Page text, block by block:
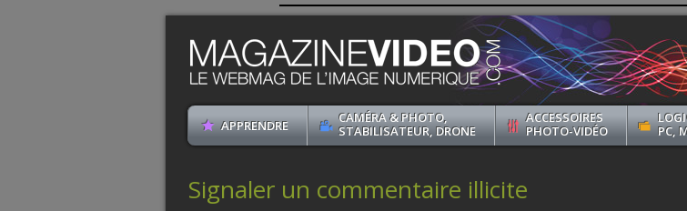
APPRENDRE
CAMÉRA & PHOTO,
STABILISATEUR, DRONE
ACCESSOIRES
PHOTO-VIDÉO
PC,
Signaler un commentaire illicite